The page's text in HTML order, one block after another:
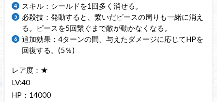
スキル：シールドを1回多く消せる。
必殺技：発動すると、繋いだピースの周りも一緒に消え
る。ピースを5回繋ぐまで敵が動かなくなる。
追加効果：4ターンの間、与えたダメージに応じてHPを
回復する。(5％)
レア度：★
LV:40
HP：14000